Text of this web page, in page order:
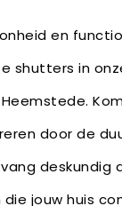
en
shutters in
door de
deskundig
jouw huis